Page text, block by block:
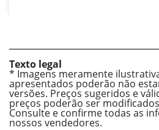
Texto legal
* Imagens meramente
apresentados poderão não
versões. Preços sugeridos e
preços poderão ser
Consulte e confirme todas as
nossos vendedores.